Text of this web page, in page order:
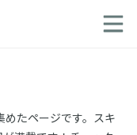
めたページです。スキ